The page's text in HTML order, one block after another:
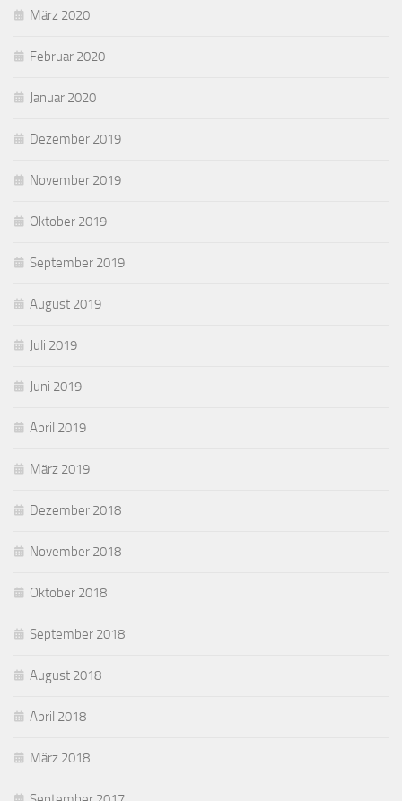
März 2020
Februar 2020
Januar 2020
Dezember 2019
November 2019
Oktober 2019
September 2019
August 2019
Juli 2019
Juni 2019
April 2019
März 2019
Dezember 2018
November 2018
Oktober 2018
September 2018
August 2018
April 2018
März 2018